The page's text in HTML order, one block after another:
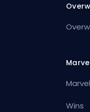
Wins